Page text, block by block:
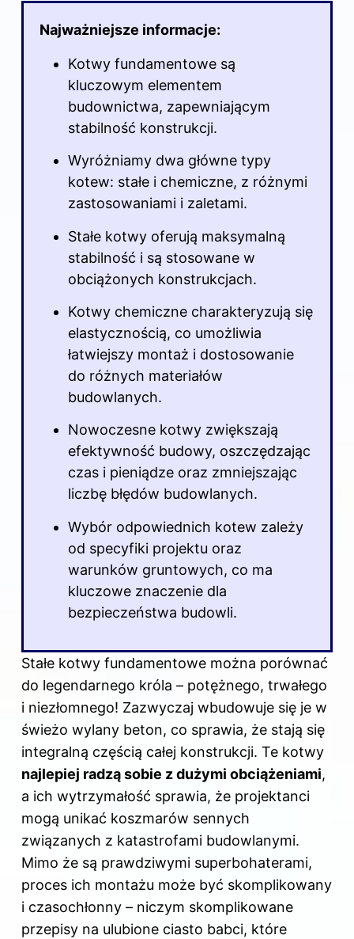
Najważniejsze informacje:
Kotwy fundamentowe są
kluczowym elementem
budownictwa, zapewniającym
stabilność konstrukcji.
Wyróżniamy dwa główne typy
kotew: stałe i chemiczne, z różnymi
zastosowaniami i zaletami.
Stałe kotwy oferują maksymalną
stabilność i są stosowane w
obciążonych konstrukcjach.
Kotwy chemiczne charakteryzują się
elastycznością, co umożliwia
łatwiejszy montaż i dostosowanie
do różnych materiałów
budowlanych.
Nowoczesne kotwy zwiększają
efektywność budowy, oszczędzając
czas i pieniądze oraz zmniejszając
liczbę błędów budowlanych.
Wybór odpowiednich kotew zależy
od specyfiki projektu oraz
warunków gruntowych, co ma
kluczowe znaczenie dla
bezpieczeństwa budowli.
Stałe kotwy fundamentowe można porównać
do legendarnego króla – potężnego, trwałego
i niezłomnego! Zazwyczaj wbudowuje się je w
świeżo wylany beton, co sprawia, że stają się
integralną częścią całej konstrukcji. Te kotwy
najlepiej radzą sobie z dużymi obciążeniami,
a ich wytrzymałość sprawia, że projektanci
mogą unikać koszmarów sennych
związanych z katastrofami budowlanymi.
Mimo że są prawdziwymi superbohaterami,
proces ich montażu może być skomplikowany
i czasochłonny – niczym skomplikowane
przepisy na ulubione ciasto babci, które